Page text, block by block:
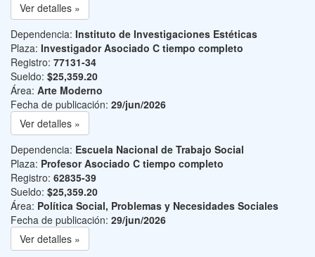
Ver detalles »
Dependencia: Instituto de Investigaciones Estéticas
Plaza: Investigador Asociado C tiempo completo
Registro: 77131-34
Sueldo: $25,359.20
Área: Arte Moderno
Fecha de publicación: 29/jun/2026
Ver detalles »
Dependencia: Escuela Nacional de Trabajo Social
Plaza: Profesor Asociado C tiempo completo
Registro: 62835-39
Sueldo: $25,359.20
Área: Política Social, Problemas y Necesidades Sociales
Fecha de publicación: 29/jun/2026
Ver detalles »